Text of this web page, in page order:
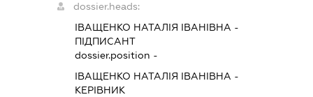
dossier.heads:
ІВАЩЕНКО НАТАЛІЯ ІВАНІВНА -
ПІДПИСАНТ
dossier.position -
ІВАЩЕНКО НАТАЛІЯ ІВАНІВНА -
КЕРІВНИК